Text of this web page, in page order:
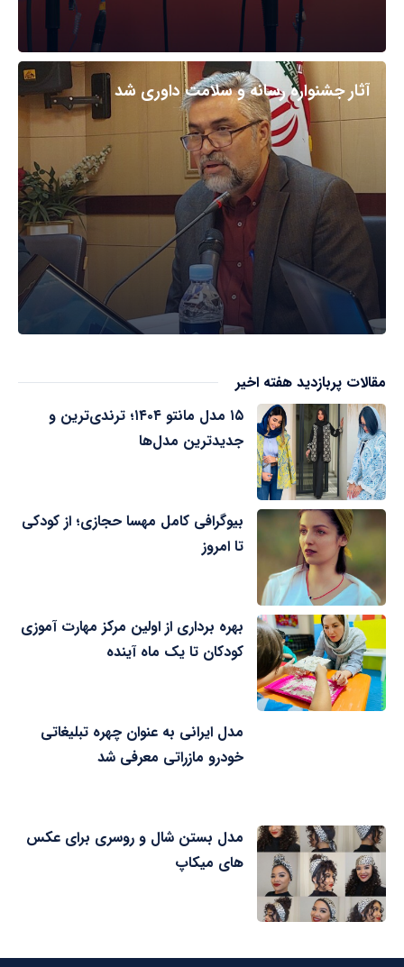
آثار جشنواره رسانه و سلامت داوری شد
مقالات پربازدید هفته اخیر
۱۵ مدل مانتو ۱۴۰۴؛ ترندی‌ترین و
جدیدترین مدل‌ها
بیوگرافی کامل مهسا حجازی؛ از کودکی
تا امروز
بهره برداری از اولین مرکز مهارت آموزی
کودکان تا یک ماه آینده
مدل ایرانی به عنوان چهره تبلیغاتی
خودرو مازراتی معرفی شد
مدل بستن شال و روسری برای عکس
های میکاپ